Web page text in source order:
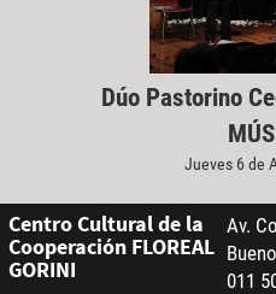
Dúo Pastorino
Jueves 6 de
Centro Cultural de la
Cooperación FLOREAL
GORINI
Av.
011